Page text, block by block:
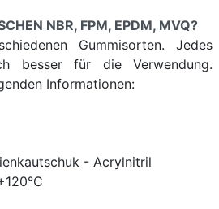
NBR, FPM, EPDM, MVQ?
Gummisorten. Jedes
besser für die Verwendung.
Informationen:
- Acrylnitril